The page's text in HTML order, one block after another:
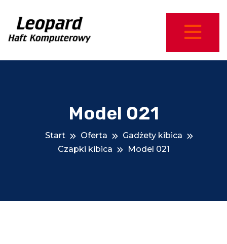
Model 021
Start Oferta
Gadżety kibica
Czapki kibica
Model 021